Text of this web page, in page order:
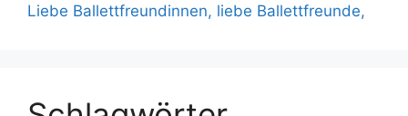
Liebe Ballettfreundinnen, liebe Ballettfreunde,